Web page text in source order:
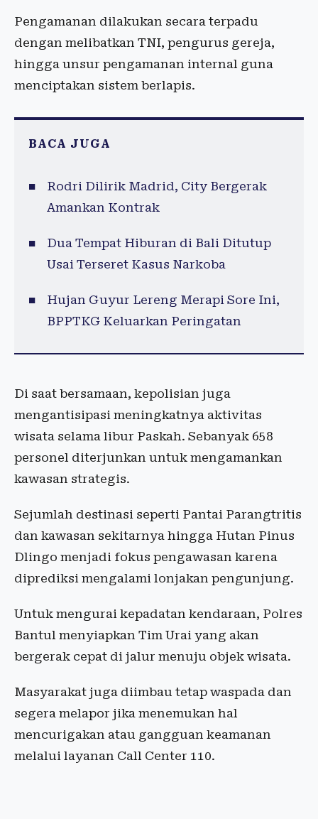
Pengamanan dilakukan secara terpadu
dengan melibatkan TNI, pengurus gereja,
hingga unsur pengamanan internal guna
menciptakan sistem berlapis.
BACA JUGA
Rodri Dilirik Madrid, City Bergerak
Amankan Kontrak
Dua Tempat Hiburan di Bali Ditutup
Usai Terseret Kasus Narkoba
Hujan Guyur Lereng Merapi Sore Ini,
BPPTKG Keluarkan Peringatan
Di saat bersamaan, kepolisian juga
mengantisipasi meningkatnya aktivitas
wisata selama libur Paskah. Sebanyak 658
personel diterjunkan untuk mengamankan
kawasan strategis.
Sejumlah destinasi seperti Pantai Parangtritis
dan kawasan sekitarnya hingga Hutan Pinus
Dlingo menjadi fokus pengawasan karena
diprediksi mengalami lonjakan pengunjung.
Untuk mengurai kepadatan kendaraan, Polres
Bantul menyiapkan Tim Urai yang akan
bergerak cepat di jalur menuju objek wisata.
Masyarakat juga diimbau tetap waspada dan
segera melapor jika menemukan hal
mencurigakan atau gangguan keamanan
melalui layanan Call Center 110.